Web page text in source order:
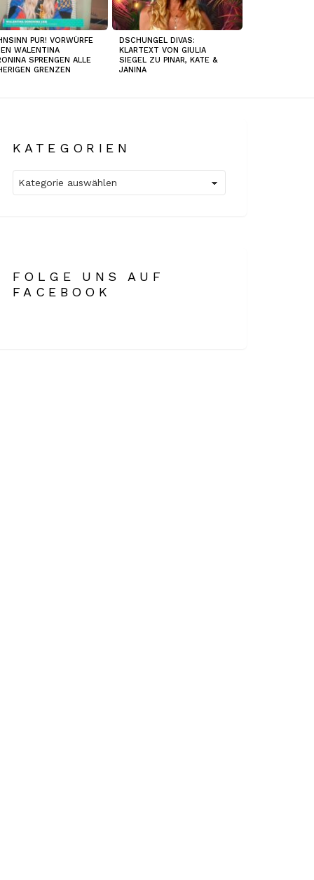
PUR! VORWÜRFE
WALENTINA
SPRENGEN ALLE
GRENZEN
DSCHUNGEL DIVAS:
KLARTEXT VON GIULIA
SIEGEL ZU PINAR, KATE &
JANINA
KATEGORIEN
FOLGE UNS AUF
FACEBOOK